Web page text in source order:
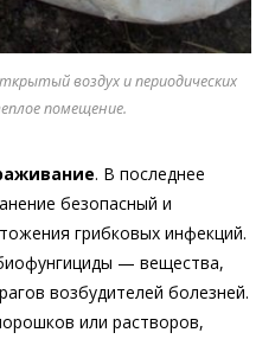
воздух и периодических
помещение.
. В последнее
безопасный и
грибковых инфекций.
— вещества,
возбудителей болезней.
или растворов,